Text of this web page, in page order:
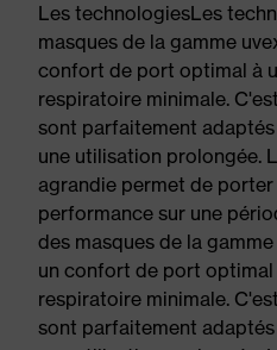
Les technologiesLes
masques de la gamme
confort de port optimal à
respiratoire minimale.
sont parfaitement
une utilisation prolongée.
agrandie permet de
performance sur une
des masques de la
un confort de port optimal
respiratoire minimale.
sont parfaitement